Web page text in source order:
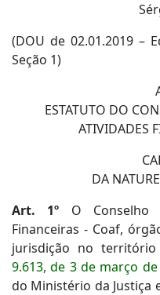
(DOU de 02.01.2019 –
Seção 1)
ESTATUTO DO
ATIVIDADES
DA
Art. 1º O Conselho
Financeiras - Coaf,
jurisdição no
9.613, de 3 de março de
do Ministério da Justiça